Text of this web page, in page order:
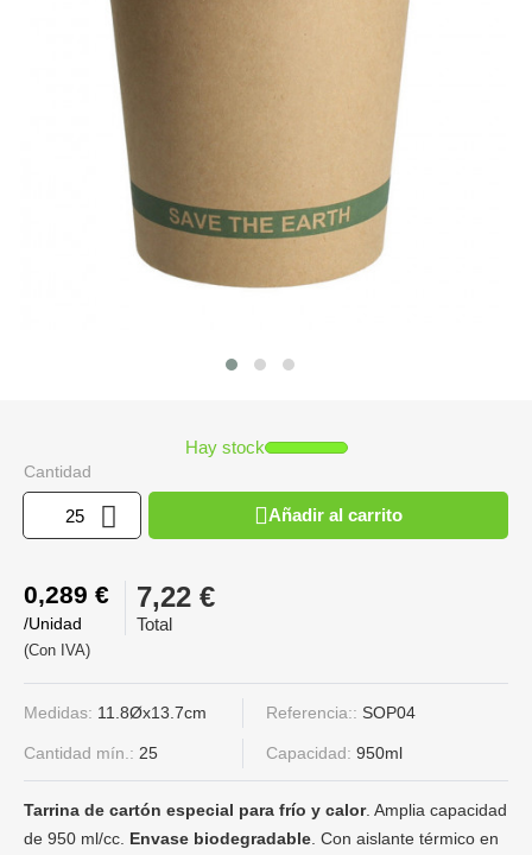
0,289 €
/Unidad
(Con IVA)
7,22 €
Total
Tarrina de cartón especial para frío y calor. Amplia capacidad
de 950 ml/cc. Envase biodegradable . Con aislante térmico en
Cantidad
Añadir al carrito
Medidas: 11.8Øx13.7cm Referencia:: SOP04
Cantidad mín.: 25 Capacidad: 950ml
Hay stock